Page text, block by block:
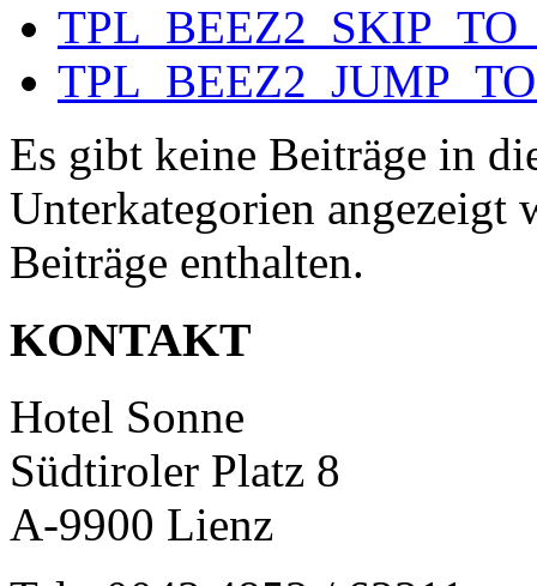
Es gibt keine Beiträge in
Unterkategorien angezeigt
Beiträge enthalten.
KONTAKT
Hotel Sonne
Südtiroler Platz 8
A-9900 Lienz